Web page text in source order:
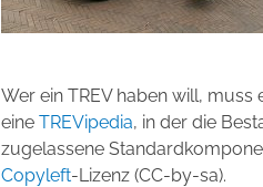
Wer ein TREV haben will,
eine TREVipedia, in der die
zugelassene
Copyleft-Lizenz (CC-by-sa).